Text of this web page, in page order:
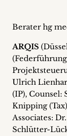
Berater hg
ARQIS
Ulrich
(IP), Counsel:
Knipping
Associates:
Schlütter-